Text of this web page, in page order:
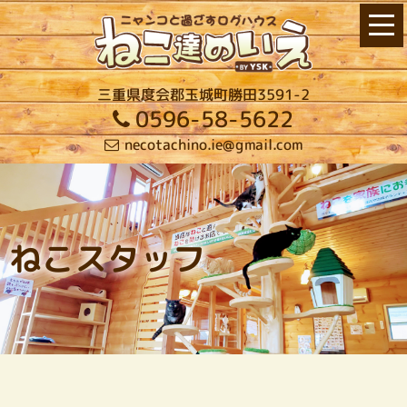
三重県度会郡玉城町勝田3591-2
0596-58-5622
necotachino.ie@gmail.com
ねこスタッフ